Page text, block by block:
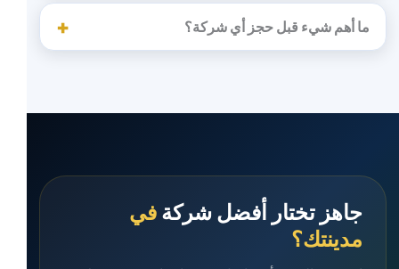
ما أهم شيء قبل حجز أي شركة؟
جاهز تختار أفضل شركة في
مدينتك؟